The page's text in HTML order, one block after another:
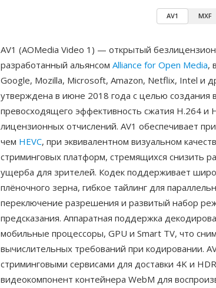
AV1 MXF
AV1 (AOMedia Video 1) — открытый
разработанный альянсом Alliance for Open Media,
Google, Mozilla, Microsoft, Amazon, Netflix, Intel и
утверждена в июне 2018 года с целью создания
превосходящего эффективность сжатия H.264 и
лицензионных отчислений. AV1 обеспечивает
чем HEVC, при эквивалентном визуальном
стриминговых платформ, стремящихся снизить
ущерба для зрителей. Кодек поддерживает
плёночного зерна, гибкое тайлинг для
переключение разрешения и развитый набор
предсказания. Аппаратная поддержка
мобильные процессоры, GPU и Smart TV, что
вычислительных требований при кодировании.
стриминговыми сервисами для доставки 4K и
видеокомпонент контейнера WebM для